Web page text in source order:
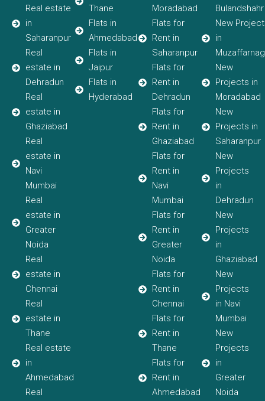
Real estate
in
Saharanpur
Real
estate in
Dehradun
Real
estate in
Ghaziabad
Real
estate in
Navi
Mumbai
Real
estate in
Greater
Noida
Real
estate in
Chennai
Real
estate in
Thane
Real estate
in
Ahmedabad
Real
Thane
Flats in
Ahmedabad
Flats in
Jaipur
Flats in
Hyderabad
Moradabad
Flats for
Rent in
Saharanpur
Flats for
Rent in
Dehradun
Flats for
Rent in
Ghaziabad
Flats for
Rent in
Navi
Mumbai
Flats for
Rent in
Greater
Noida
Flats for
Rent in
Chennai
Flats for
Rent in
Thane
Flats for
Rent in
Ahmedabad
Bulandshahr
New
in
New
Projects in
Moradabad
New
Projects in
Saharanpur
New
Projects
in
Dehradun
New
Projects
in
Ghaziabad
New
Projects
in Navi
Mumbai
New
Projects
in
Greater
Noida